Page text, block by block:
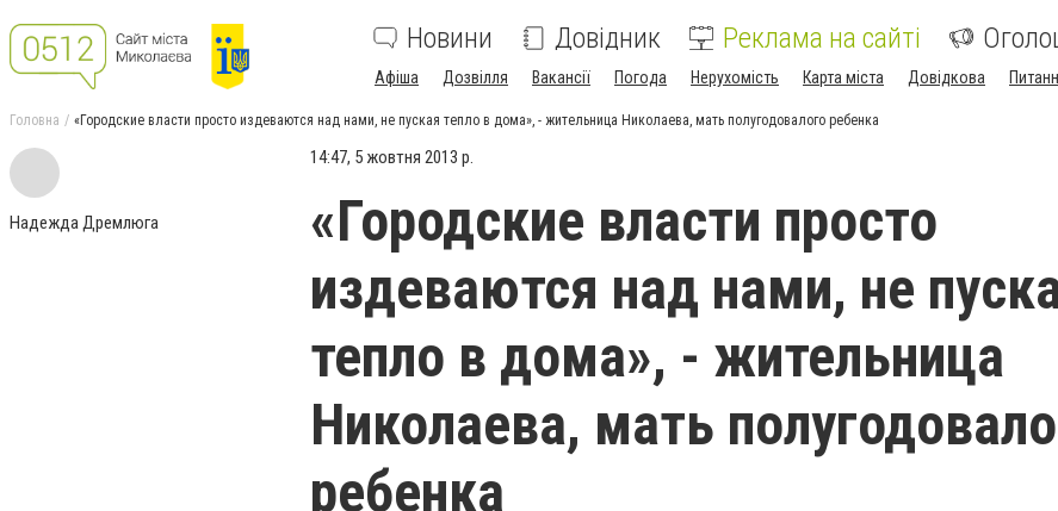
Новини Довідник Реклама на сайті
Афіша Дозвілля Вакансії Погода Нерухомість Карта міста Довідкова
Головна «Городские власти просто издеваются над нами, не пуская тепло в дома», - жительница Николаева, мать полугодовалого ребенка
Надежда Дремлюга
14:47, 5 жовтня 2013 р.
«Городские власти просто
издеваются над нами, не
тепло в дома», - жительница
Николаева, мать
ребенка